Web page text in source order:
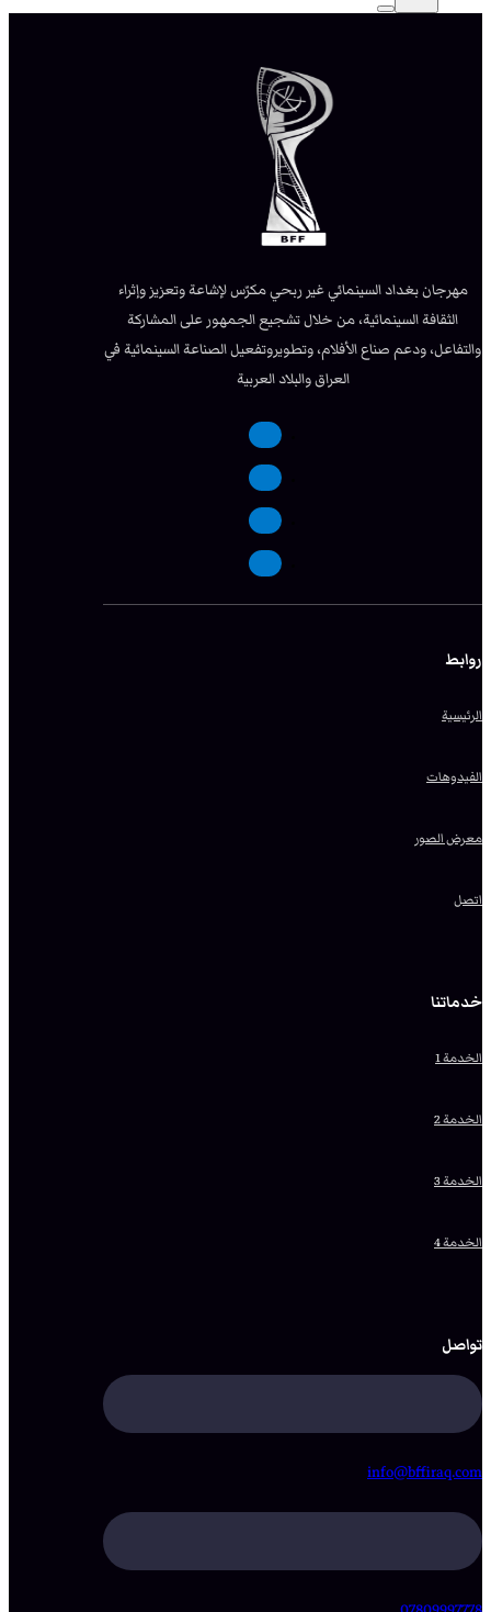
مهرجان بغداد السينمائي غير ربحي مكرّس لإشاعة وتعزيز وإثراء
الثقافة السينمائية، من خلال تشجيع الجمهور على المشاركة
والتفاعل، ودعم صناع الأفلام، وتطويروتفعيل الصناعة السينمائية في
العراق والبلاد العربية
روابط
الرئيسية
الفيدوهات
معرض الصور
اتصل
خدماتنا
الخدمة 1
الخدمة 2
الخدمة 3
الخدمة 4
تواصل
info@bffiraq.com